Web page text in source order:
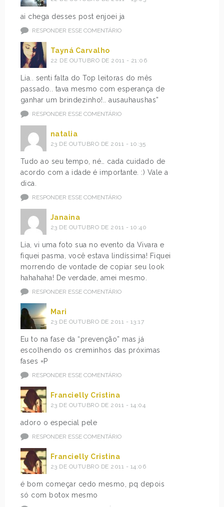
ai chega desses post enjoei ja
RESPONDER ESSE COMENTÁRIO
Tayná Carvalho
22 DE OUTUBRO DE 2011 - 21:06
Lia.. senti falta do Top leitoras do mês
passado.. tava mesmo com esperança de
ganhar um brindezinho!.. ausauhaushas”
RESPONDER ESSE COMENTÁRIO
natalia
23 DE OUTUBRO DE 2011 - 10:35
Tudo ao seu tempo, né… cada cuidado de
acordo com a idade é importante. :) Vale a
dica.
RESPONDER ESSE COMENTÁRIO
Janaina
23 DE OUTUBRO DE 2011 - 10:40
Lia, vi uma foto sua no evento da Vivara e
fiquei pasma, você estava lindíssima! Fiquei
morrendo de vontade de copiar seu look
hahahaha! De verdade, amei mesmo.
RESPONDER ESSE COMENTÁRIO
Mari
23 DE OUTUBRO DE 2011 - 13:17
Eu to na fase da “prevenção” mas já
escolhendo os creminhos das próximas
fases =P
RESPONDER ESSE COMENTÁRIO
Francielly Cristina
23 DE OUTUBRO DE 2011 - 14:04
adoro o especial pele
RESPONDER ESSE COMENTÁRIO
Francielly Cristina
23 DE OUTUBRO DE 2011 - 14:06
é bom começar cedo mesmo, pq depois
só com botox mesmo